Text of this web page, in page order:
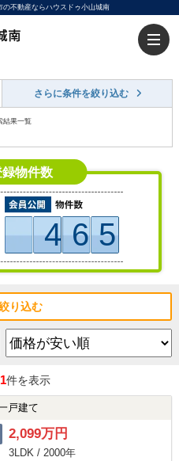
不動産ならハウスドゥ小山城南
さらに条件を絞り込む
結果一覧
物件数
465
り込む
件を表示
戸建て
2,099万円
3LDK / 2000年